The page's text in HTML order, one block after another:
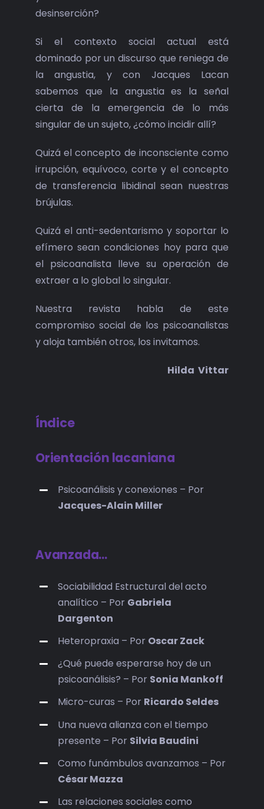
desinserción?
Si el contexto social actual está
dominado por un discurso que reniega de
la angustia, y con Jacques Lacan
sabemos que la angustia es la señal
cierta de la emergencia de lo más
singular de un sujeto, ¿cómo incidir allí?
Quizá el concepto de inconsciente como
irrupción, equívoco, corte y el concepto
de transferencia libidinal sean nuestras
brújulas.
Quizá el anti-sedentarismo y soportar lo
efímero sean condiciones hoy para que
el psicoanalista lleve su operación de
extraer a lo global lo singular.
Nuestra revista habla de este
compromiso social de los psicoanalistas
y aloja también otros, los invitamos.
Hilda Vittar
Índice
Orientación lacaniana
Psicoanálisis y conexiones – Por
Jacques-Alain Miller
Avanzada…
Sociabilidad Estructural del acto
analítico – Por Gabriela
Dargenton
Heteropraxia – Por Oscar Zack
¿Qué puede esperarse hoy de un
psicoanálisis? – Por Sonia Mankoff
Micro-curas – Por Ricardo Seldes
Una nueva alianza con el tiempo
presente – Por Silvia Baudini
Como funámbulos avanzamos – Por
César Mazza
Las relaciones sociales como